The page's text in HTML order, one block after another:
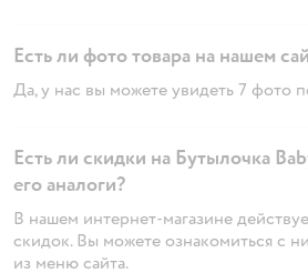
Есть ли фото товара на нашем
Да, у нас вы можете увидеть 7 фото
Есть ли скидки на Бутылочка
его аналоги?
В нашем интернет-магазине
скидок. Вы можете ознакомиться с
из меню сайта.